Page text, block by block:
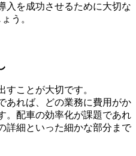
入を成功させるために大切な
う。
すことが大切です。
あれば、どの業務に費用がか
。配車の効率化が課題であれ
詳細といった細かな部分まで